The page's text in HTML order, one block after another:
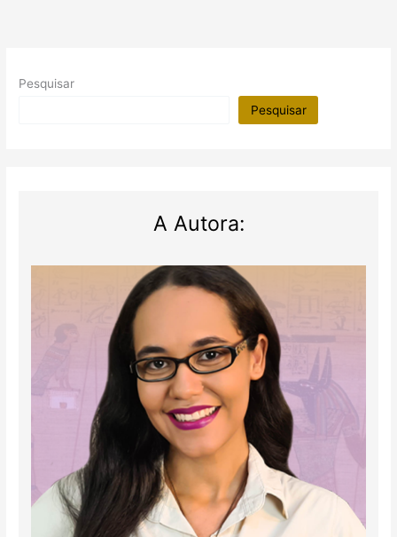
Pesquisar
Pesquisar
A Autora: